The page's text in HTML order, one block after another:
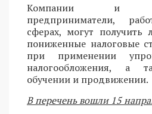
Компании и
предприниматели,
сферах, могут получить
пониженные налоговые
при применении
налогообложения, а
обучении и продвижении.
В перечень вошли 15